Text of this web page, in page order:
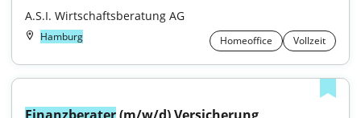
A.S.I. Wirtschaftsberatung AG
Hamburg Homeoffice Vollzeit